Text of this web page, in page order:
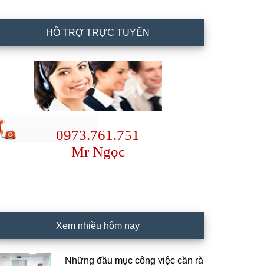
HỖ TRỢ TRỰC TUYẾN
0973.761.751
Mr Ngọc
Xem nhiều hôm nay
Những đầu mục công việc cần rà